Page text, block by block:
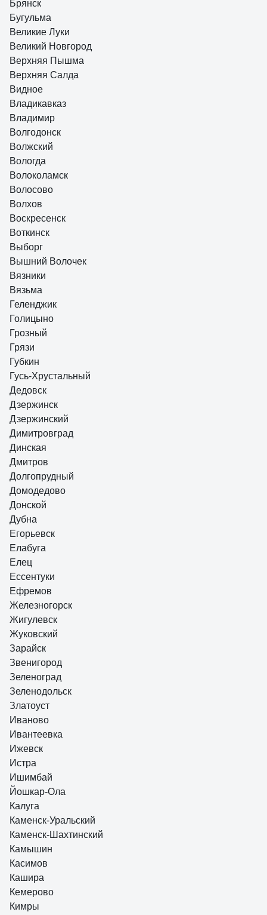
Брянск
Бугульма
Великие Луки
Великий Новгород
Верхняя Пышма
Верхняя Салда
Видное
Владикавказ
Владимир
Волгодонск
Волжский
Вологда
Волоколамск
Волосово
Волхов
Воскресенск
Воткинск
Выборг
Вышний Волочек
Вязники
Вязьма
Геленджик
Голицыно
Грозный
Грязи
Губкин
Гусь-Хрустальный
Дедовск
Дзержинск
Дзержинский
Димитровград
Динская
Дмитров
Долгопрудный
Домодедово
Донской
Дубна
Егорьевск
Елабуга
Елец
Ессентуки
Ефремов
Железногорск
Жигулевск
Жуковский
Зарайск
Звенигород
Зеленоград
Зеленодольск
Златоуст
Иваново
Ивантеевка
Ижевск
Истра
Ишимбай
Йошкар-Ола
Калуга
Каменск-Уральский
Каменск-Шахтинский
Камышин
Касимов
Кашира
Кемерово
Кимры